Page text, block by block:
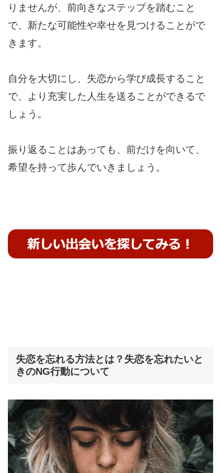
りませんが、前向きなステップを踏むこと
で、新たな可能性や幸せを見つけることがで
きます。
自分を大切にし、失恋から学び成長すること
で、より充実した人生を送ることができるで
しょう。
振り返ることはあっても、前だけを向いて、
希望を持って歩んでいきましょう。
失恋を忘れる方法とは？失恋を忘れたいと
きのNG行動について